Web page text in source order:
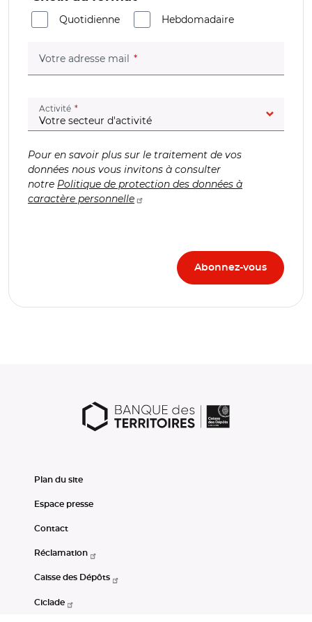
Quotidienne
Hebdomadaire
Votre adresse mail (champ obligatoire)
Activité (champ obligatoire)
Pour en savoir plus sur le traitement de vos
données nous vous invitons à consulter
notre Politique de protection des données à
caractère personnelle
Plan du site
Espace presse
Contact
Réclamation
Caisse des Dépôts
Ciclade